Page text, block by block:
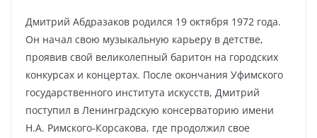
Дмитрий Абдразаков родился 19 октября 1972 года.
Он начал свою музыкальную карьеру в детстве,
проявив свой великолепный баритон на городских
конкурсах и концертах. После окончания Уфимского
государственного института искусств, Дмитрий
поступил в Ленинградскую консерваторию имени
Н.А. Римского-Корсакова, где продолжил свое